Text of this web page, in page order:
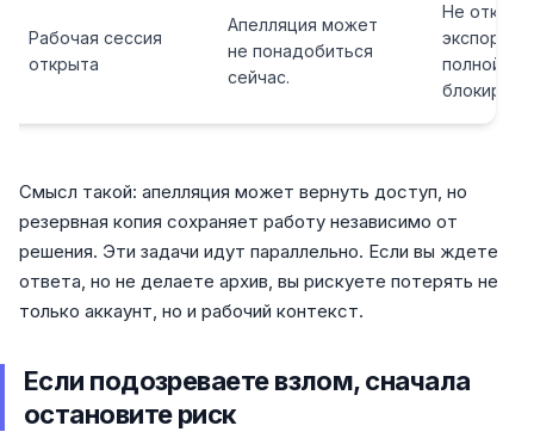
Рабочая сессия
открыта
Апелляция может
не понадобиться
сейчас.
Не
экспорт
полной
Смысл такой: апелляция может вернуть доступ, но
резервная копия сохраняет работу независимо от
решения. Эти задачи идут параллельно. Если вы ждете
ответа, но не делаете архив, вы рискуете потерять не
только аккаунт, но и рабочий контекст.
Если подозреваете взлом, сначала
остановите риск